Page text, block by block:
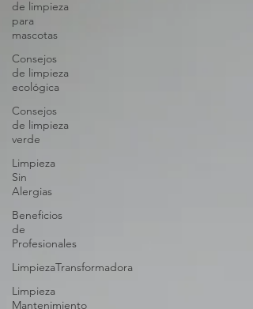
de limpieza
para
mascotas
Consejos
de limpieza
ecológica
Consejos
de limpieza
verde
Limpieza
Sin
Alergias
Beneficios
de
Profesionales
LimpiezaTransformadora
Limpieza
Mantenimiento